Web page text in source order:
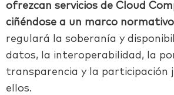
ofrezcan servicios de Cloud
ciñéndose a un marco
regulará la soberanía y
datos, la interoperabilidad, la
transparencia y la participación
ellos.